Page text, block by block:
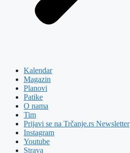
Kalendar
Magazin
Planovi
Patike
O nama
Tim
Prijavi se na Trčanje.rs Newsletter
Instagram
Youtube
Strava